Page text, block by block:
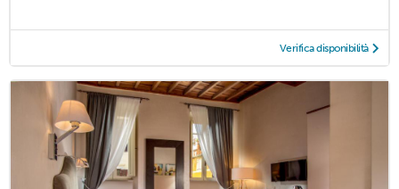
Verifica disponibilità